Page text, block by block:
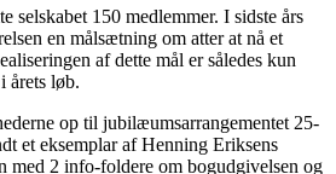
selskabet 150 medlemmer. I sidste års
en målsætning om atter at nå et
af dette mål er således kun
årets løb.
op til jubilæumsarrangementet 25-
et eksemplar af Henning Eriksens
med 2 info-foldere om bogudgivelsen og